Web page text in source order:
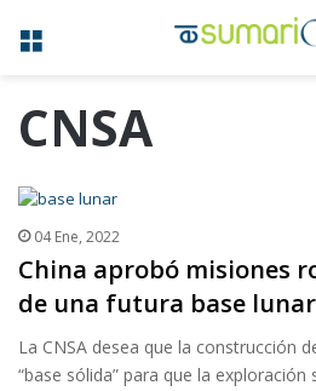
Menú
CNSA
04 Ene, 2022
China aprobó misiones
de una futura base lunar
La CNSA desea que la construcción
“base sólida” para que la